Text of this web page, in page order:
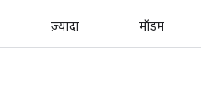
ज़्यादा मॉडम